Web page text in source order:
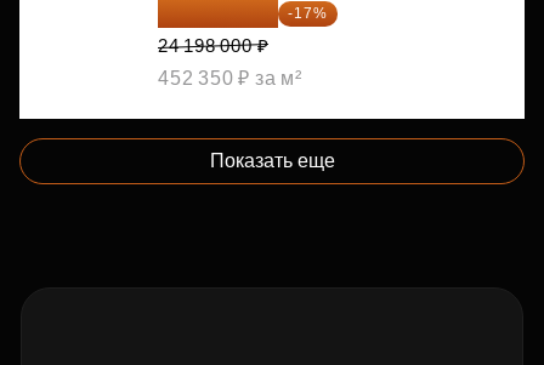
20 084 340 ₽ -17%
24 198 000 ₽
452 350 ₽ за м²
Показать еще